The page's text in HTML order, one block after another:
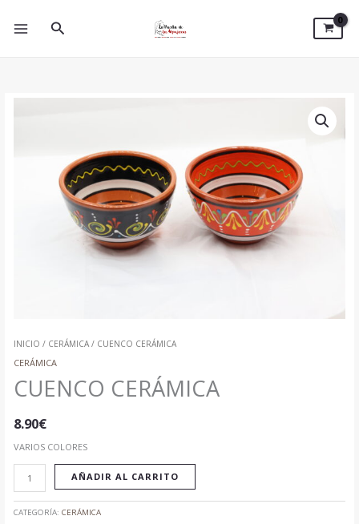
BUSCAR
INICIO / CERÁMICA/ CUENCO CERÁMICA
CERÁMICA
CUENCO CERÁMICA
8.90€
VARIOS COLORES
AÑADIR AL CARRITO
CATEGORÍA: CERÁMICA